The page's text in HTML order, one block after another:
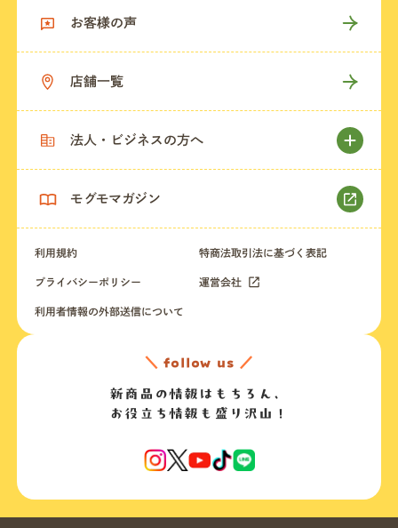
お客様の声
店舗一覧
法人・ビジネスの方へ
モグモマガジン
利用規約 特商法取引法に基づく表記
プライバシーポリシー 運営会社
利用者情報の外部送信について
＼ follow us ／
新商品の情報はもちろん、
お役立ち情報も盛り沢山！